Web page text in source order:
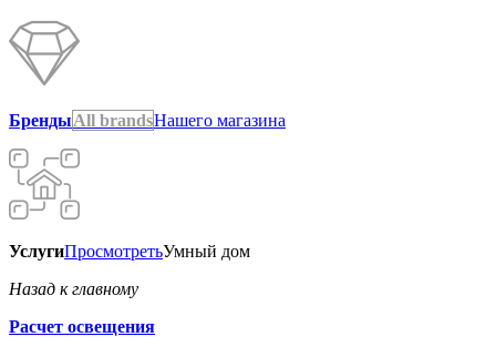
БрендыAll brandsНашего магазина
УслугиПросмотретьУмный дом
Назад к главному
Расчет освещения